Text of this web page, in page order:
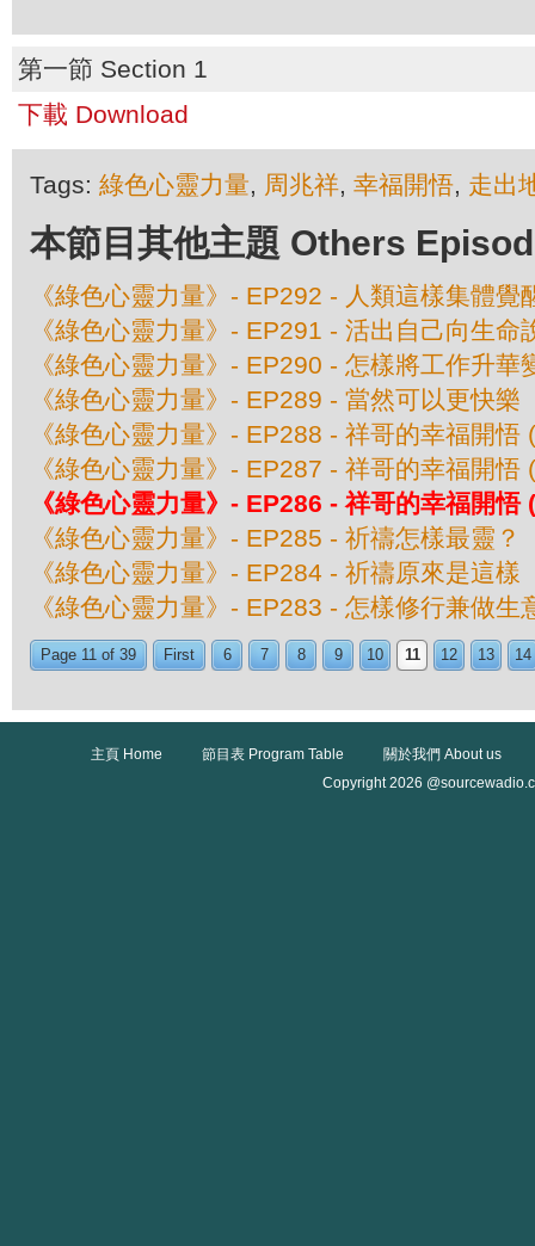
第一節 Section 1
下載 Download
Tags: 綠色心靈力量, 周兆祥, 幸福開悟, 走出
本節目其他主題 Others
《綠色心靈力量》- EP292 - 人類這樣集體
《綠色心靈力量》- EP291 - 活出自己向生命
《綠色心靈力量》- EP290 - 怎樣將工作升華
《綠色心靈力量》- EP289 - 當然可以更快樂
《綠色心靈力量》- EP288 - 祥哥的幸福開悟
《綠色心靈力量》- EP287 - 祥哥的幸福開悟
《綠色心靈力量》- EP286 - 祥哥的幸福開悟
《綠色心靈力量》- EP285 - 祈禱怎樣最靈？
《綠色心靈力量》- EP284 - 祈禱原來是這樣
《綠色心靈力量》- EP283 - 怎樣修行兼做生
Page 11 of 39 First 6 7 8 9 10 11 12 13 14
主頁 Home 節目表 Program Table
關於我們 About us
Copyright 2026